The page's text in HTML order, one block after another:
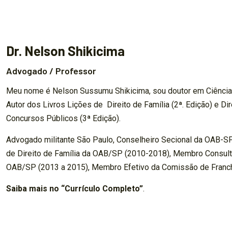
Dr. Nelson Shikicima
Advogado / Professor
Meu nome é Nelson Sussumu Shikicima, sou doutor em
Autor dos Livros Lições de Direito de Família (2ª. Edição) e
Concursos Públicos (3ª Edição).
Advogado militante São Paulo, Conselheiro Secional da OAB-
de Direito de Família da OAB/SP (2010-2018), Membro
OAB/SP (2013 a 2015), Membro Efetivo da Comissão de
Saiba mais no “Currículo Completo”.